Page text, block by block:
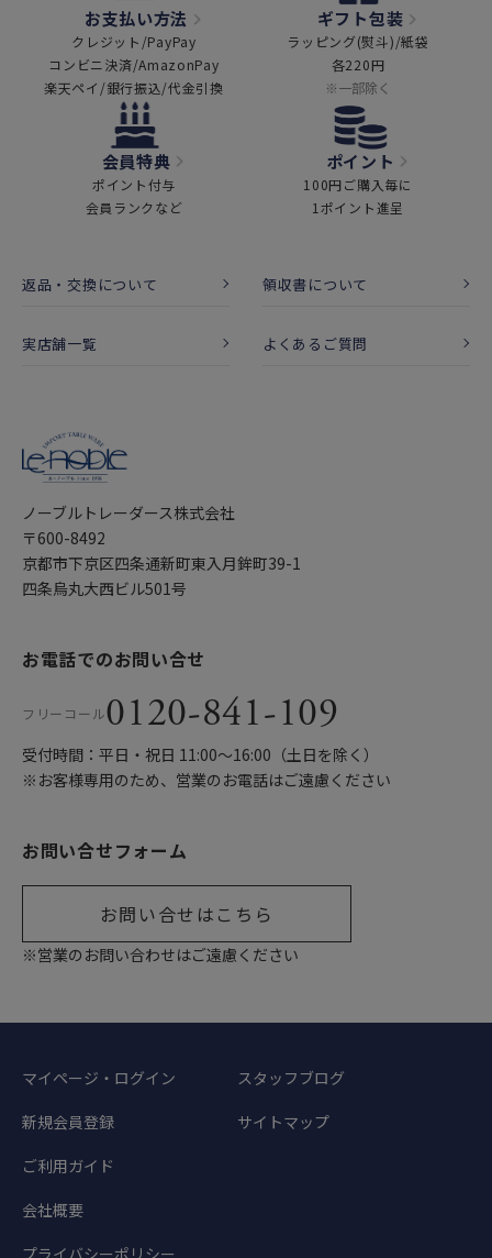
お支払い方法
クレジット/PayPay
コンビニ決済/AmazonPay
楽天ペイ/銀行振込/代金引換
ギフト包装
ラッピング(熨斗)/紙袋
各220円
※一部除く
会員特典
ポイント付与
会員ランクなど
ポイント
100円ご購入毎に
1ポイント進呈
返品・交換について 領収書について
実店舗一覧 よくあるご質問
ノーブルトレーダース株式会社
〒600-8492
京都市下京区四条通新町東入月鉾町39-1
四条烏丸大西ビル501号
お電話でのお問い合せ
フリーコール0120-841-109
受付時間：平日・祝日 11:00〜16:00（土日を除く）
※お客様専用のため、営業のお電話はご遠慮ください
お問い合せフォーム
お問い合せはこちら
※営業のお問い合わせはご遠慮ください
マイページ・ログイン
新規会員登録
ご利用ガイド
会社概要
プライバシーポリシー
スタッフブログ
サイトマップ